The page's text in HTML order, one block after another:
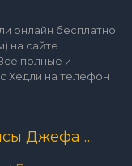
онлайн бесплатно
на сайте
полные и
Хедли на телефон
Чейз Джеймс Хедли – Крысы Джефа Барретта